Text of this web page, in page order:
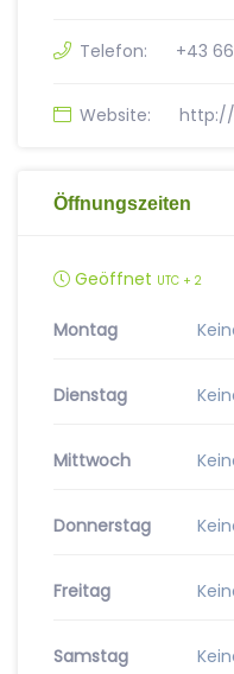
Telefon: +43
Website: http://
Öffnungszeiten
Geöffnet UTC + 2
Montag
Dienstag
Mittwoch
Donnerstag
Freitag
Samstag